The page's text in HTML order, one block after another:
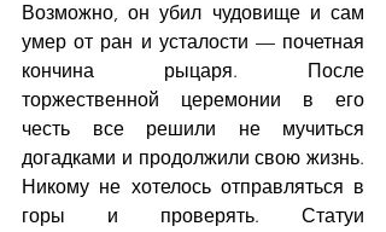
Возможно, он убил чудовище и сам
умер от ран и усталости — почетная
кончина рыцаря. После
торжественной церемонии в его
честь все решили не мучиться
догадками и продолжили свою жизнь.
Никому не хотелось отправляться в
горы и проверять. Статуи